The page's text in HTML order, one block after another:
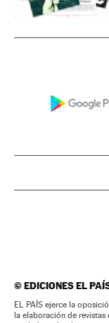
©EDICIONES EL
EL PAÍS ejerce la
la elaboración de